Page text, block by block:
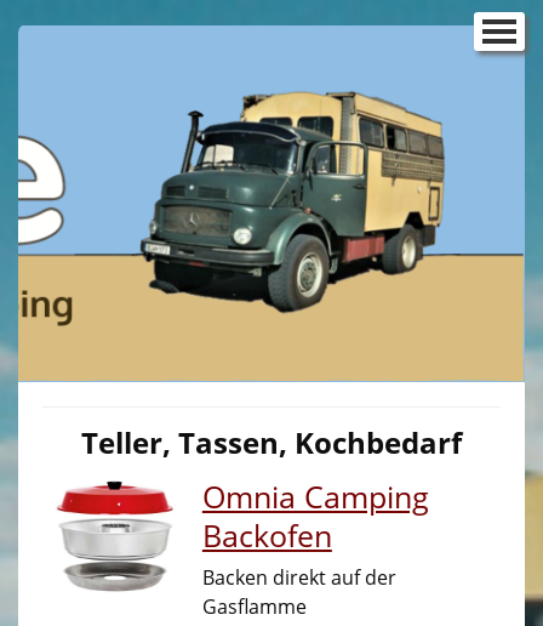
Ausbau VW T5/T6
Ausbau VW T4
Ausbau VW T3
Ausbau VW Caddy
Dachsysteme
Der Gasdoktor
Und was machen wir noch?
Katalogdownloads
Teller, Tassen, Kochbedarf
Omnia Camping
Backofen
Backen direkt auf der
Gasflamme